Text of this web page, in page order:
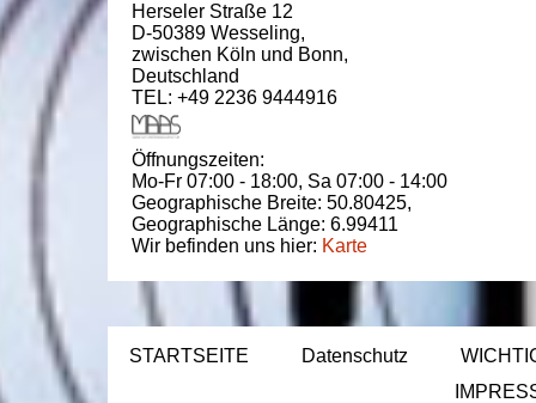
Herseler Straße 12
D-50389 Wesseling,
zwischen Köln und Bonn,
Deutschland
TEL: +49 2236 9444916
Öffnungszeiten:
Mo-Fr 07:00 - 18:00, Sa 07:00 - 14:00
Geographische Breite: 50.80425,
Geographische Länge: 6.99411
Wir befinden uns hier: Karte
STARTSEITE Datenschutz